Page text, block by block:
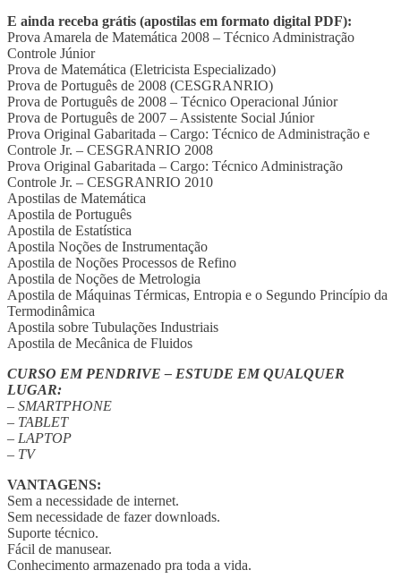
E ainda receba grátis (apostilas em formato digital PDF):
Prova Amarela de Matemática 2008 – Técnico Administração
Controle Júnior
Prova de Matemática (Eletricista Especializado)
Prova de Português de 2008 (CESGRANRIO)
Prova de Português de 2008 – Técnico Operacional Júnior
Prova de Português de 2007 – Assistente Social Júnior
Prova Original Gabaritada – Cargo: Técnico de Administração e
Controle Jr. – CESGRANRIO 2008
Prova Original Gabaritada – Cargo: Técnico Administração
Controle Jr. – CESGRANRIO 2010
Apostilas de Matemática
Apostila de Português
Apostila de Estatística
Apostila Noções de Instrumentação
Apostila de Noções Processos de Refino
Apostila de Noções de Metrologia
Apostila de Máquinas Térmicas, Entropia e o Segundo Princípio da
Termodinâmica
Apostila sobre Tubulações Industriais
Apostila de Mecânica de Fluidos
CURSO EM PENDRIVE – ESTUDE EM QUALQUER
LUGAR:
– SMARTPHONE
– TABLET
– LAPTOP
– TV
VANTAGENS:
Sem a necessidade de internet.
Sem necessidade de fazer downloads.
Suporte técnico.
Fácil de manusear.
Conhecimento armazenado pra toda a vida.